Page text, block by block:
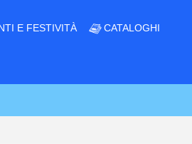
E FESTIVITÀ CATALOGHI